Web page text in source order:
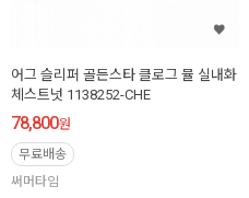
어그 슬리퍼 골든스타 클로그 뮬 실내화
체스트넛 1138252-CHE
78,800원
무료배송
써머타임